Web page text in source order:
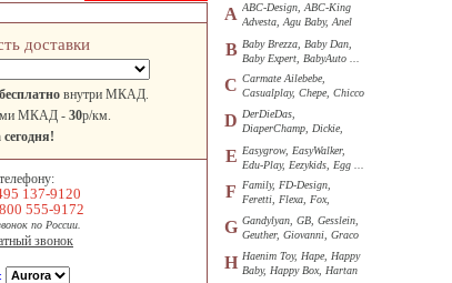
доставки
внутри МКАД.
МКАД - 30р/км.
137-9120
555-9172
по России.
звонок
A ABC-Design, ABC-King
Advesta, Agu Baby, Anel
B Baby Brezza, Baby Dan,
Baby Expert, BabyAuto ...
C Carmate Ailebebe,
Casualplay, Chepe, Chicco
D DerDieDas,
DiaperChamp, Dickie,
E Easygrow, EasyWalker,
Edu-Play, Eezykids, Egg ...
F
Family, FD-Design,
Feretti, Flexa, Fox,
G Gandylyan, GB, Gesslein,
Geuther, Giovanni, Graco
H Haenim Toy, Hape, Happy
Baby, Happy Box, Hartan